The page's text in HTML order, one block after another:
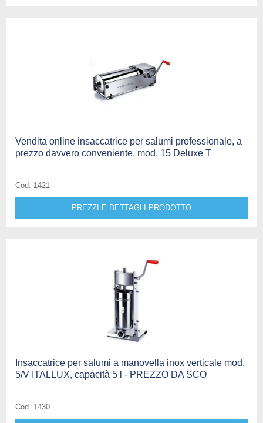
Vendita online insaccatrice per salumi professionale, a
prezzo davvero conveniente, mod. 15 Deluxe T
Cod. 1421
PREZZI E DETTAGLI PRODOTTO
Insaccatrice per salumi a manovella inox verticale mod.
5/V ITALLUX, capacità 5 l - PREZZO DA SCO
Cod. 1430